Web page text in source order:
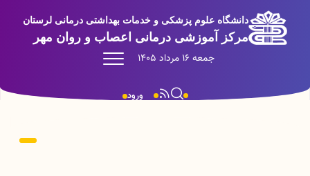
دانشگاه علوم پزشکی و خدمات بهداشتی درمانی لرستان
مرکز آموزشی درمانی اعصاب و روان مهر
جمعه 16 مرداد 1405
ورود